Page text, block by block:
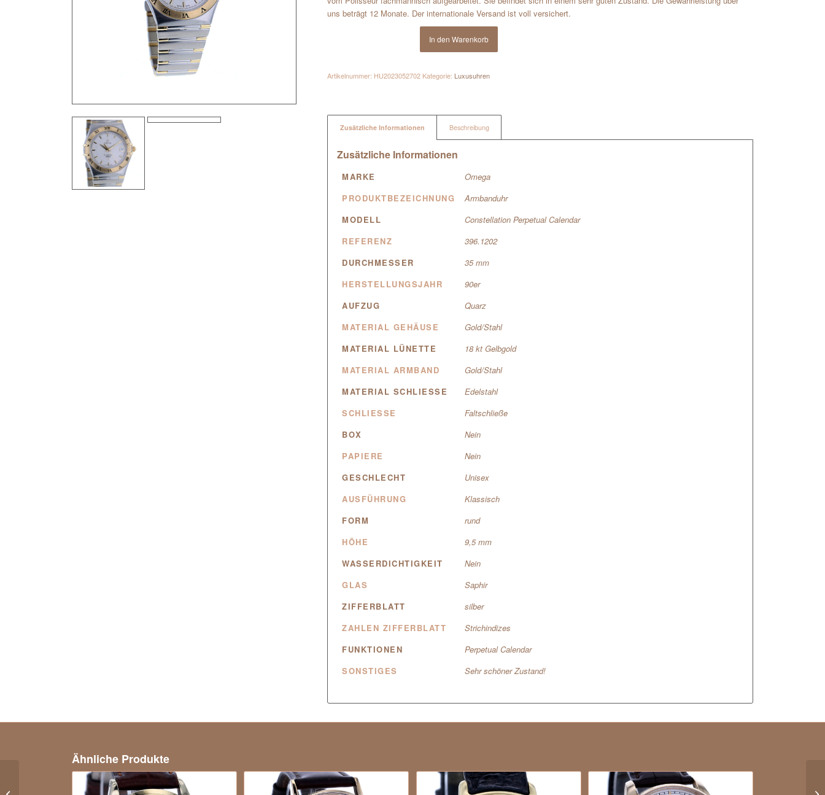
uns beträgt 12 Monate. Der internationale Versand ist voll versichert.
In den Warenkorb
Artikelnummer: HU2023052702 Kategorie: Luxusuhren
Zusätzliche Informationen Beschreibung
Zusätzliche Informationen
MARKE
Omega
PRODUKTBEZEICHNUNG
Armbanduhr
MODELL
Constellation Perpetual Calendar
REFERENZ
396.1202
DURCHMESSER
35 mm
HERSTELLUNGSJAHR
90er
AUFZUG
Quarz
MATERIAL GEHÄUSE
Gold/Stahl
MATERIAL LÜNETTE
18 kt Gelbgold
MATERIAL ARMBAND
Gold/Stahl
MATERIAL SCHLIESSE
Edelstahl
SCHLIESSE
Faltschließe
BOX
Nein
PAPIERE
Nein
GESCHLECHT
Unisex
AUSFÜHRUNG
Klassisch
FORM
rund
HÖHE
9,5 mm
WASSERDICHTIGKEIT
Nein
GLAS
Saphir
ZIFFERBLATT
silber
ZAHLEN ZIFFERBLATT
Strichindizes
FUNKTIONEN
Perpetual Calendar
SONSTIGES
Sehr schöner Zustand!
Ähnliche Produkte
Audemars Piguet Royal